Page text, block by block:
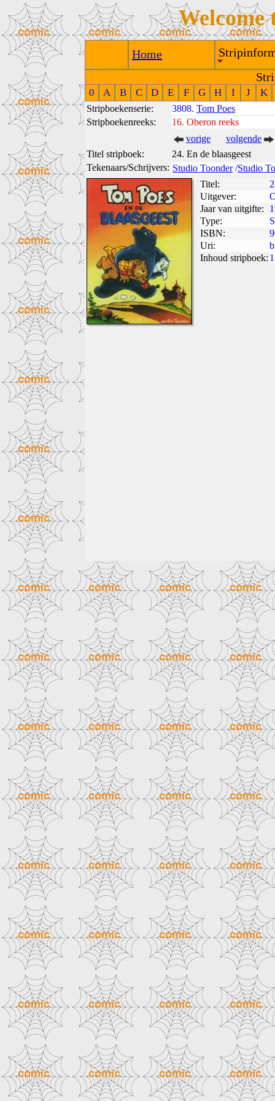
Welcome
Home
0 A B C D E F G H I J K
Stripboekenserie: 3808. Tom Poes
Stripboekenreeks:
16. Oberon reeks
vorige
volgende
Titel stripboek:
24. En de blaasgeest
Tekenaars/Schrijvers: Studio Toonder/Studio
Titel:
Uitgever:
Jaar van uitgifte:
Type:
ISBN:
Uri:
Inhoud stripboek: 1